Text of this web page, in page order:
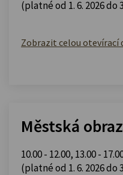
(platné od 1. 6. 2026 do
Zobrazit celou otevírací
Městská
10.00 - 12.00, 13.00 -
(platné od 1. 6. 2026 do